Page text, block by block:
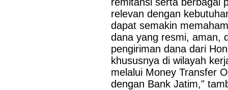
relevan dengan
dapat semakin
dana yang resmi, aman,
pengiriman dana dari
khususnya di wilayah
melalui Money Transfer
dengan Bank Jatim,"